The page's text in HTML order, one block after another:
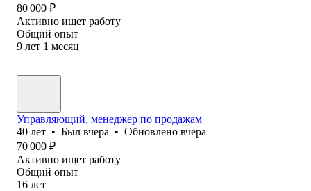
80 000 ₽
Активно ищет работу
Общий опыт
9 лет 1 месяц
Управляющий, менеджер по продажам
40 лет • Был вчера • Обновлено вчера
70 000 ₽
Активно ищет работу
Общий опыт
16 лет